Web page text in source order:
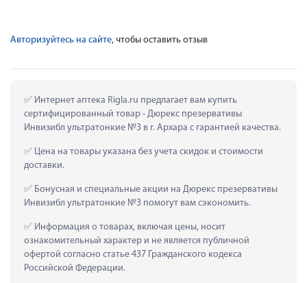
Авторизуйтесь на сайте, чтобы оставить отзыв
Интернет аптека Rigla.ru предлагает вам купить
сертифицированный товар - Дюрекс презервативы
Инвизибл ультратонкие №3 в г. Архара с гарантией качества.
Цена на товары указана без учета скидок и стоимости
доставки.
Бонусная и специальные акции на Дюрекс презервативы
Инвизибл ультратонкие №3 помогут вам сэкономить.
Информация о товарах, включая цены, носит
ознакомительный характер и не является публичной
офертой согласно статье 437 Гражданского кодекса
Российской Федерации.